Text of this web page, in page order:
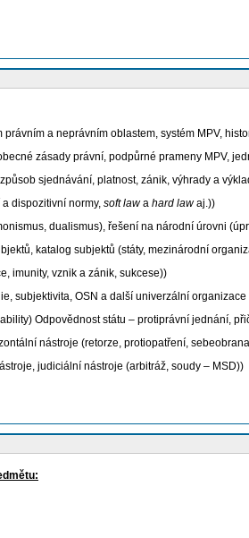
právním a neprávním oblastem, systém MPV,
zásady právní, podpůrné prameny MPV,
sjednávání, platnost, zánik, výhrady a
dispozitivní normy, soft lawa hard lawaj.))
dualismus), řešení na národní úrovni
katalog subjektů (státy, mezinárodní
imunity, vznik a zánik, sukcese))
subjektivita, OSN a další univerzální
Odpovědnost státu – protiprávní jednání,
nástroje (retorze, protiopatření,
judiciální nástroje (arbitráž, soudy – MSD))